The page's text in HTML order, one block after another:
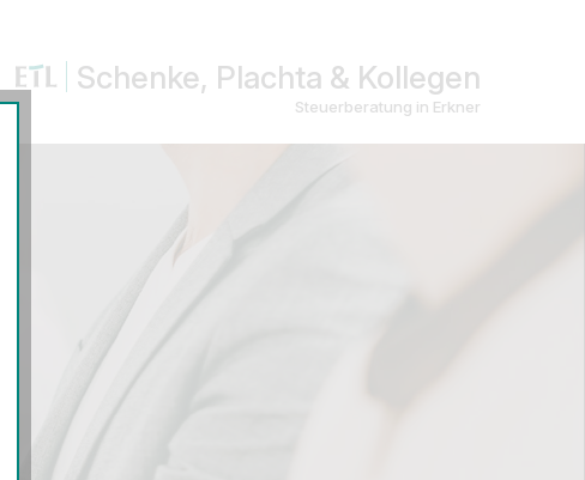
Schenke, Plachta & Kollegen
Steuerberatung in Erkner